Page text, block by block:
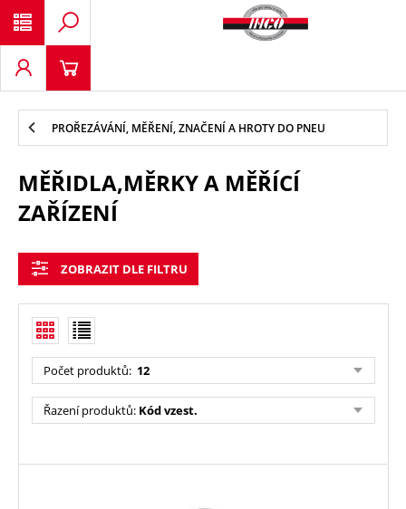
PROŘEZÁVÁNÍ, MĚŘENÍ, ZNAČENÍ A HROTY DO PNEU
MĚŘIDLA,MĚRKY A MĚŘÍCÍ
ZAŘÍZENÍ
ZOBRAZIT DLE FILTRU
Počet produktů: 12
Řazení produktů: Kód vzest.